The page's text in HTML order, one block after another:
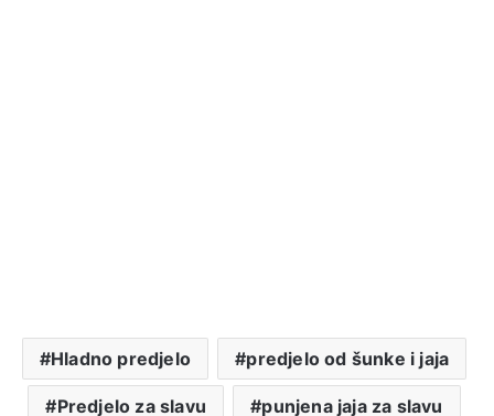
Hladno predjelo predjelo od šunke i jaja
Predjelo za slavu punjena jaja za slavu